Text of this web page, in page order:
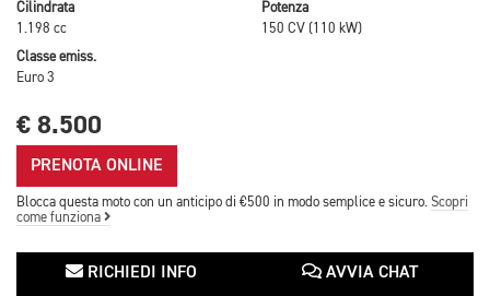
Cilindrata
1.198 cc
Potenza
150 CV (110 kW)
Classe emiss.
Euro 3
€ 8.500
PRENOTA ONLINE
Blocca questa moto con un anticipo di €500 in modo semplice e sicuro. Scopri
come funziona
RICHIEDI INFO AVVIA CHAT